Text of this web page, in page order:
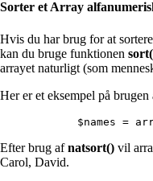
Sorter et Array
Hvis du har brug for at
kan du bruge funktionen
arrayet naturligt (som
Her er et eksempel på brugen
$names =
Efter brug afnatsort() vil
Carol, David.